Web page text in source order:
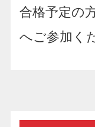
合格予定の
へご参加く